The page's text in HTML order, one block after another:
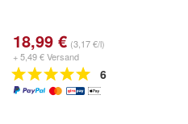
18,99 € (3,17 €/l)
+ 5,49 € Versand
6